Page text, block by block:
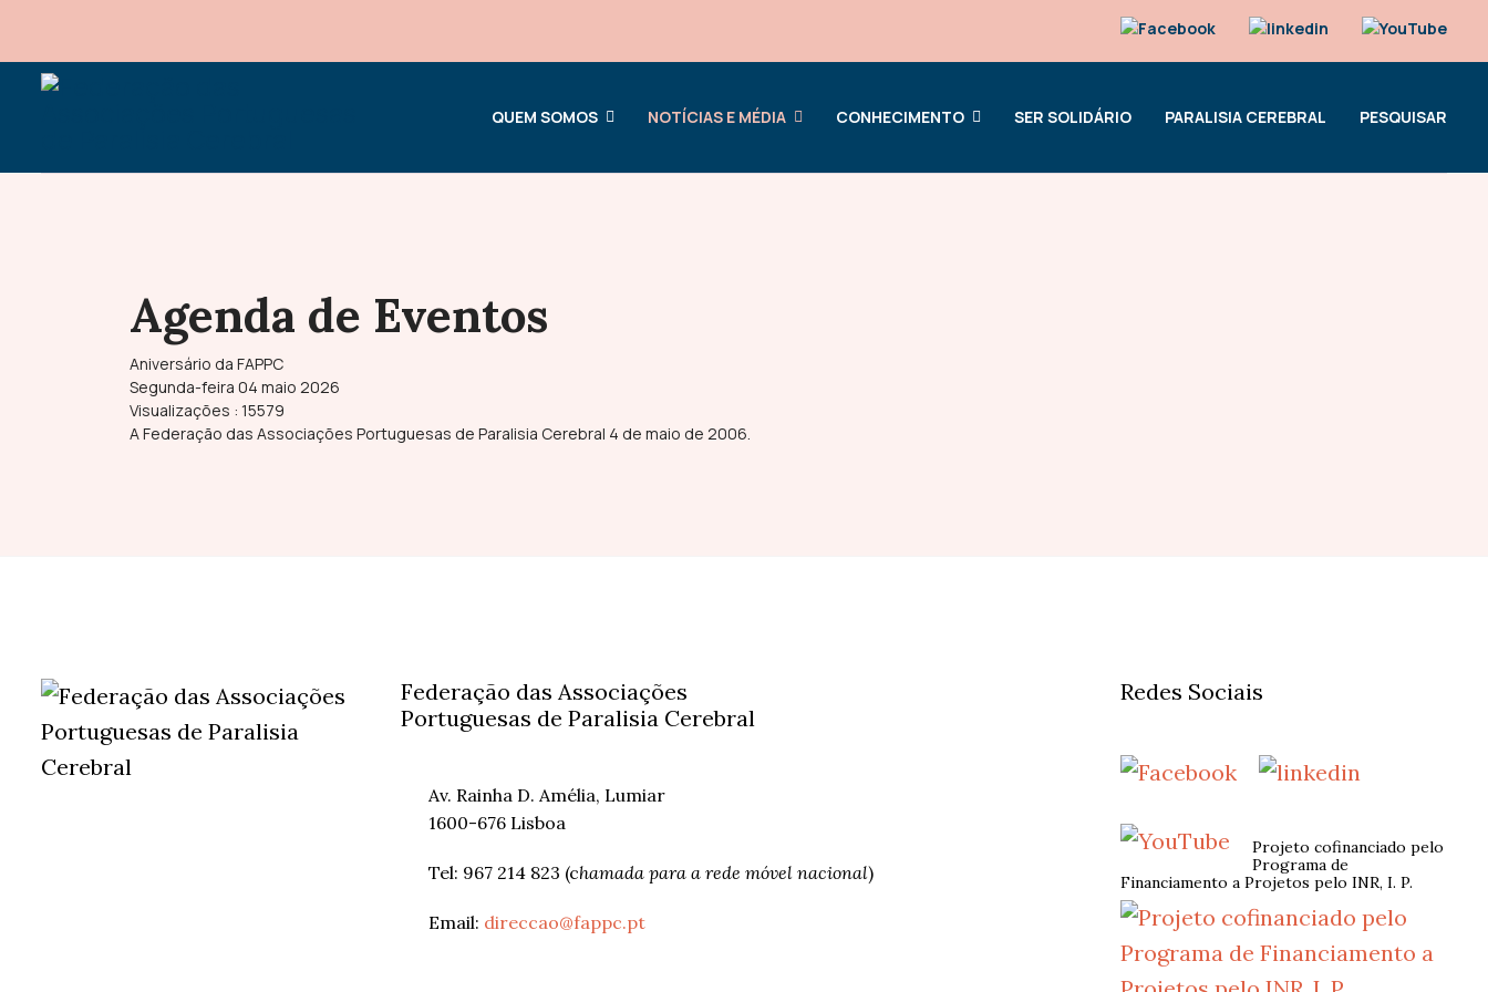
QUEM SOMOS NOTÍCIAS E MÉDIA CONHECIMENTO SER SOLIDÁRIO PARALISIA CEREBRAL PESQUISAR
Agenda de Eventos
Aniversário da FAPPC
Segunda-feira 04 maio 2026
Visualizações : 15579
A Federação das Associações Portuguesas de Paralisia Cerebral 4 de maio de 2006.
Federação das Associações
Portuguesas de Paralisia Cerebral
Av. Rainha D. Amélia, Lumiar
1600-676 Lisboa
Tel: 967 214 823 (chamada para a rede móvel nacional)
Email: direccao@fappc.pt
Redes Sociais
Projeto cofinanciado pelo
Programa de
Financiamento a Projetos pelo INR, I. P.